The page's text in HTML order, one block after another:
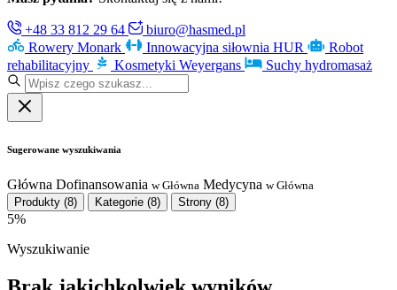
+48 33 812 29 64
biuro@hasmed.pl
Rowery Monark
Innowacyjna siłownia HUR
Robot
rehabilitacyjny
Kosmetyki Weyergans Suchy hydromasaż
Sugerowane wyszukiwania
Główna Dofinansowania w Główna Medycyna w Główna
Produkty (8) Kategorie (8) Strony (8)
5%
Wyszukiwanie